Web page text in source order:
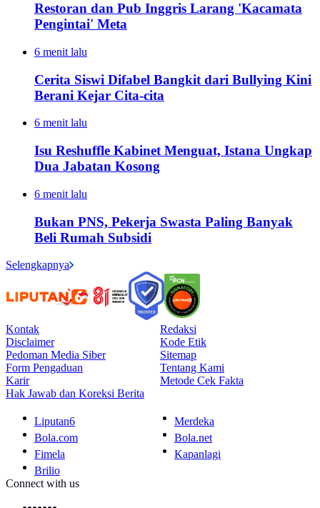
Restoran dan Pub Inggris Larang 'Kacamata
Pengintai' Meta
6 menit lalu
Cerita Siswi Difabel Bangkit dari Bullying Kini
Berani Kejar Cita-cita
6 menit lalu
Isu Reshuffle Kabinet Menguat, Istana Ungkap
Dua Jabatan Kosong
6 menit lalu
Bukan PNS, Pekerja Swasta Paling Banyak
Beli Rumah Subsidi
Selengkapnya
Kontak
Redaksi
Disclaimer
Kode Etik
Pedoman Media Siber
Sitemap
Form Pengaduan
Tentang Kami
Karir
Metode Cek Fakta
Hak Jawab dan Koreksi Berita
Liputan6
Merdeka
Bola.com
Bola.net
Fimela
Kapanlagi
Brilio
Connect with us